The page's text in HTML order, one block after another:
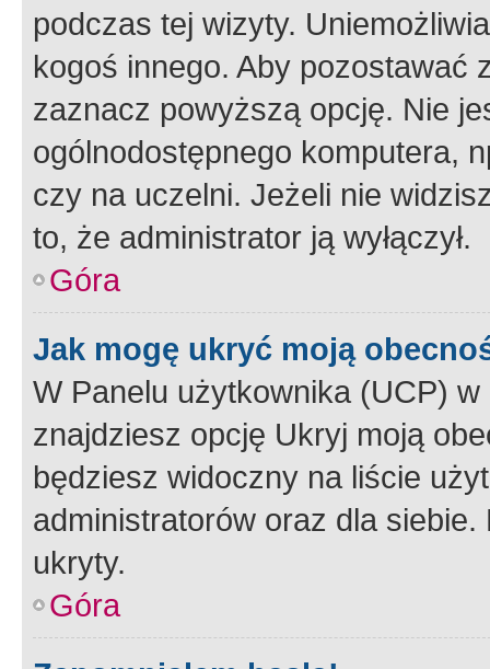
podczas tej wizyty.
kogoś innego. Aby pozostawać
zaznacz powyższą opcję. Nie
ogólnodostępnego komputera,
czy na uczelni. Jeżeli nie
to, że administrator ją wyłączył.
Góra
Jak mogę ukryć moją
W Panelu użytkownika (UCP) w
znajdziesz opcję Ukryj moją
będziesz widoczny na liście
administratorów oraz dla
ukryty.
Góra